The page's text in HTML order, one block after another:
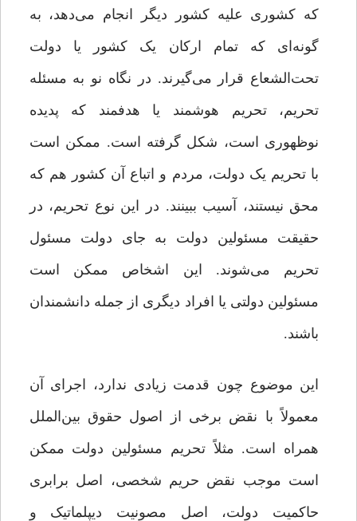
که کشوری علیه کشور دیگر انجام می‌دهد، به
گونه‌ای که تمام ارکان یک کشور یا دولت
تحت‌الشعاع قرار می‌گیرند. در نگاه نو به مسئله
تحریم، تحریم هوشمند یا هدفمند که پدیده
نوظهوری است، شکل گرفته است. ممکن است
با تحریم یک دولت، مردم و اتباع آن کشور هم که
محق نیستند، آسیب ببینند. در این نوع تحریم، در
حقیقت مسئولین دولت به جای دولت مسئول
تحریم می‌شوند. این اشخاص ممکن است
مسئولین دولتی یا افراد دیگری از جمله دانشمندان
باشند.
این موضوع چون قدمت زیادی ندارد، اجرای آن
معمولاً با نقض برخی از اصول حقوق بین‌الملل
همراه است. مثلاً تحریم مسئولین دولت ممکن
است موجب نقض حریم شخصی، اصل برابری
حاکمیت دولت، اصل مصونیت دیپلماتیک و